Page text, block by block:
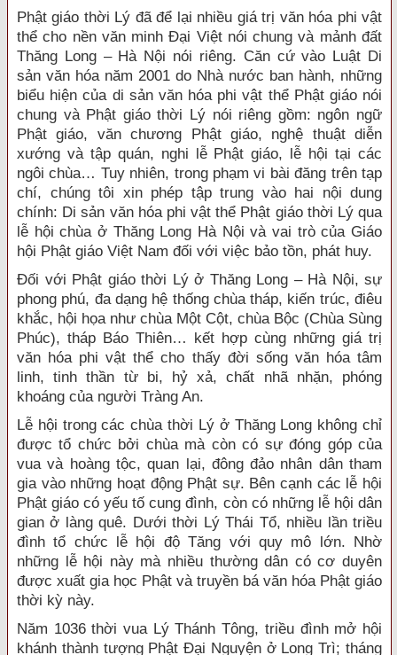
Phật giáo thời Lý đã để lại nhiều giá trị văn hóa phi vật
thể cho nền văn minh Đại Việt nói chung và mảnh đất
Thăng Long – Hà Nội nói riêng. Căn cứ vào Luật Di
sản văn hóa năm 2001 do Nhà nước ban hành, những
biểu hiện của di sản văn hóa phi vật thể Phật giáo nói
chung và Phật giáo thời Lý nói riêng gồm: ngôn ngữ
Phật giáo, văn chương Phật giáo, nghệ thuật diễn
xướng và tập quán, nghi lễ Phật giáo, lễ hội tại các
ngôi chùa… Tuy nhiên, trong phạm vi bài đăng trên tạp
chí, chúng tôi xin phép tập trung vào hai nội dung
chính: Di sản văn hóa phi vật thể Phật giáo thời Lý qua
lễ hội chùa ở Thăng Long Hà Nội và vai trò của Giáo
hội Phật giáo Việt Nam đối với việc bảo tồn, phát huy.
Đối với Phật giáo thời Lý ở Thăng Long – Hà Nội, sự
phong phú, đa dạng hệ thống chùa tháp, kiến trúc, điêu
khắc, hội họa như chùa Một Cột, chùa Bộc (Chùa Sùng
Phúc), tháp Báo Thiên… kết hợp cùng những giá trị
văn hóa phi vật thể cho thấy đời sống văn hóa tâm
linh, tinh thần từ bi, hỷ xả, chất nhã nhặn, phóng
khoáng của người Tràng An.
Lễ hội trong các chùa thời Lý ở Thăng Long không chỉ
được tổ chức bởi chùa mà còn có sự đóng góp của
vua và hoàng tộc, quan lại, đông đảo nhân dân tham
gia vào những hoạt động Phật sự. Bên cạnh các lễ hội
Phật giáo có yếu tố cung đình, còn có những lễ hội dân
gian ở làng quê. Dưới thời Lý Thái Tổ, nhiều lần triều
đình tổ chức lễ hội độ Tăng với quy mô lớn. Nhờ
những lễ hội này mà nhiều thường dân có cơ duyên
được xuất gia học Phật và truyền bá văn hóa Phật giáo
thời kỳ này.
Năm 1036 thời vua Lý Thánh Tông, triều đình mở hội
khánh thành tượng Phật Đại Nguyện ở Long Trì; tháng